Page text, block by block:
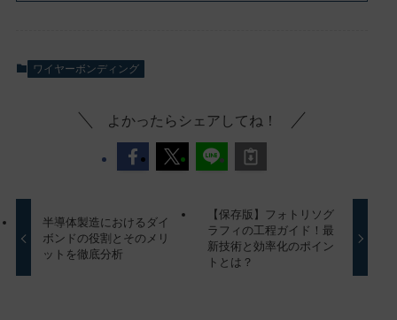
ワイヤーボンディング
よかったらシェアしてね！
半導体製造におけるダイ
ボンドの役割とそのメリ
ットを徹底分析
【保存版】フォトリソグ
ラフィの工程ガイド！最
新技術と効率化のポイン
トとは？